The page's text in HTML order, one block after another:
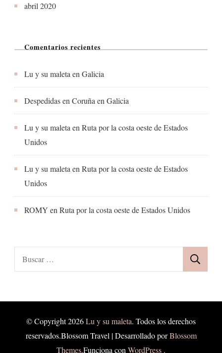
abril 2020
Comentarios recientes
Lu y su maleta en Galicia
Despedidas en Coruña en Galicia
Lu y su maleta en Ruta por la costa oeste de Estados
Unidos
Lu y su maleta en Ruta por la costa oeste de Estados
Unidos
ROMY en Ruta por la costa oeste de Estados Unidos
© Copyright 2026Lu y su maleta. Todos los derechos
reservados.Blossom Travel | Desarrollado porBlossom
Themes.Funciona con WordPress .